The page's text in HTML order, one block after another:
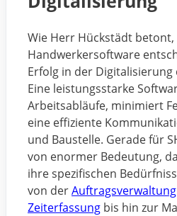
Wie Herr Hückstädt
Handwerkersoftware
Erfolg in der Digitalisierung
Eine leistungsstarke
Arbeitsabläufe, minimiert
eine effiziente
und Baustelle. Gerade für
von enormer Bedeutung,
ihre spezifischen
von derAuftragsverwaltung
Zeiterfassung bis hin zur